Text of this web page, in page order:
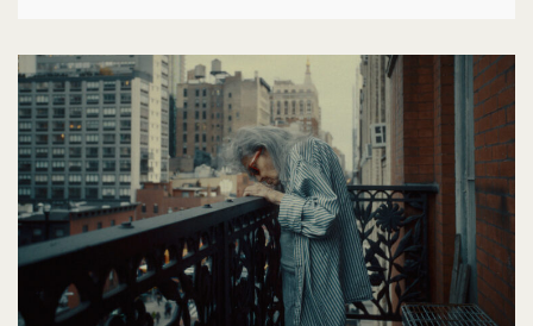
Lees verder